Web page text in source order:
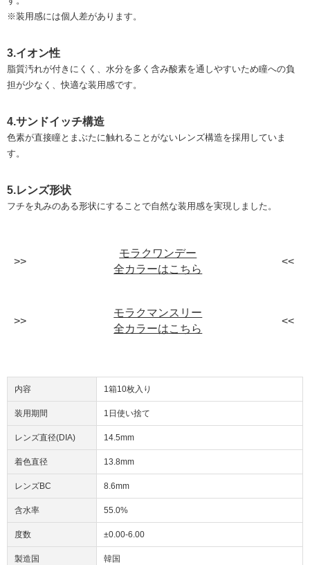
※装用感には個人差があります。
3.イオン性
脂質汚れが付きにくく、⽔分を多く含み酸素を通しやすいため瞳への負
担が少なく、快適な装用感です。
4.サンドイッチ構造
色素が直接瞳とまぶたに触れることがないレンズ構造を採用していま
す。
5.レンズ形状
フチを丸みのある形状にすることで自然な装用感を実現しました。
モラクワンデー
全カラーはこちら
モラクマンスリー
全カラーはこちら
内容 1箱10枚入り
装用期間 1日使い捨て
レンズ直径(DIA) 14.5mm
着色直径 13.8mm
レンズBC 8.6mm
含水率 55.0%
度数 ±0.00-6.00
製造国 韓国